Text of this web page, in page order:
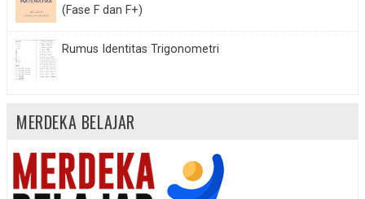
(Fase F dan F+)
Rumus Identitas Trigonometri
MERDEKA BELAJAR